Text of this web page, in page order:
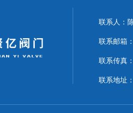
联系人：
联系邮箱
联系传真
联系地址